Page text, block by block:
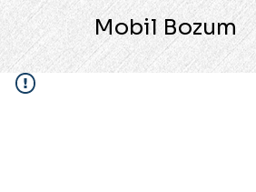
Mobil Bozum